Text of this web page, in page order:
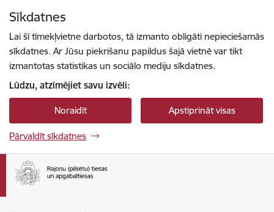
Sīkdatnes
Lai šī tīmekļvietne darbotos, tā izmanto obligāti nepieciešamās
sīkdatnes. Ar Jūsu piekrišanu papildus šajā vietnē var tikt
izmantotas statistikas un sociālo mediju sīkdatnes.
Lūdzu, atzīmējiet savu izvēli:
Noraidīt Apstiprināt visas
Pārvaldīt sīkdatnes